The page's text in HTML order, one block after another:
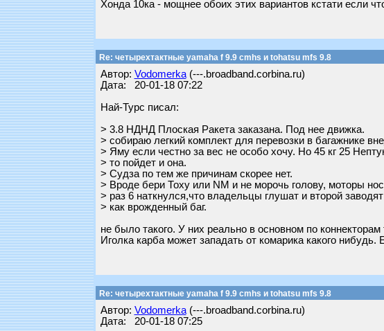
Хонда 10ка - мощнее обоих этих вариантов кстати если
Re: четырехтактные yamaha f 9.9 cmhs и tohatsu mfs 9.8
Автор: Vodomerka(---.broadband.corbina.ru)
Дата: 20-01-18 07:22
Най-Турс писал:
> 3.8 НДНД Плоская Ракета заказана. Под нее движка.
> собираю легкий комплект для перевозки в багажнике
> Яму если честно за вес не особо хочу. Но 45 кг 25
> то пойдет и она.
> Судза по тем же причинам скорее нет.
> Вроде бери Тоху или NM и не морочь голову, моторы
> раз 6 наткнулся,что владельцы глушат и второй
> как врожденный баг.
не было такого. У них реально в основном по
Иголка карба может западать от комарика какого
Re: четырехтактные yamaha f 9.9 cmhs и tohatsu mfs 9.8
Автор: Vodomerka(---.broadband.corbina.ru)
Дата: 20-01-18 07:25